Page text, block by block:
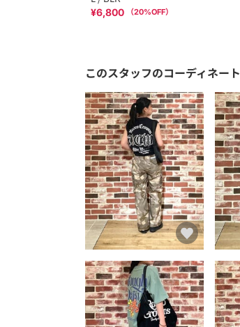
¥6,800 （20%OFF）
このスタッフのコーディネート